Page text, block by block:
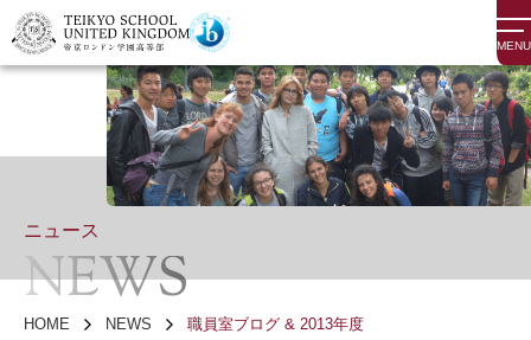
MENU
ニュース
NEWS
HOME NEWS 職員室ブログ & 2013年度